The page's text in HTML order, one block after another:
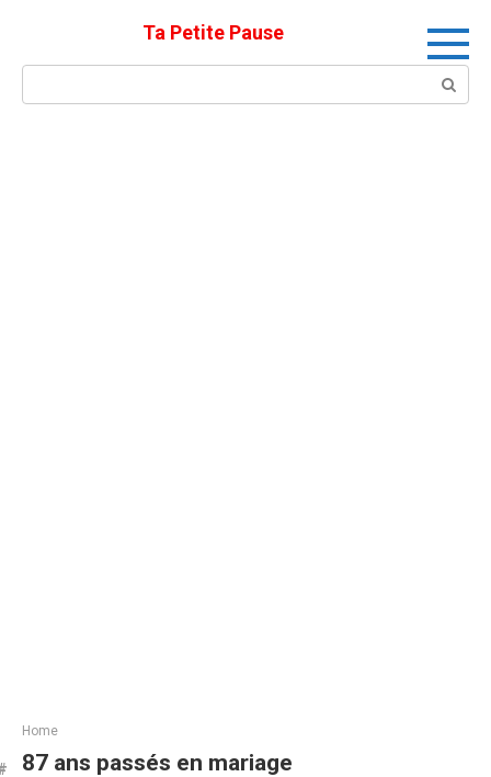
Ta Petite Pause
Search:
Home
87 ans passés en mariage